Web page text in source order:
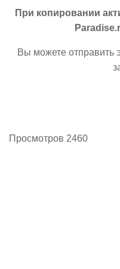
При копировании
Вы можете отправить
Просмотров 2460